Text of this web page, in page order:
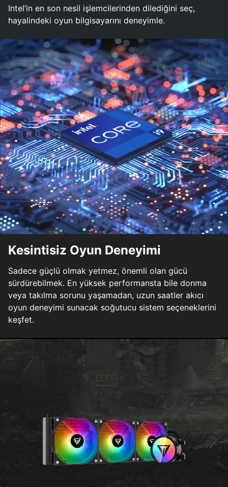
Intel’in en son nesil işlemcilerinden dilediğini seç,
hayalindeki oyun bilgisayarını deneyimle.
Kesintisiz Oyun Deneyimi
Sadece güçlü olmak yetmez, önemli olan gücü
sürdürebilmek. En yüksek performansta bile donma
veya takılma sorunu yaşamadan, uzun saatler akıcı
oyun deneyimi sunacak soğutucu sistem seçeneklerini
keşfet.